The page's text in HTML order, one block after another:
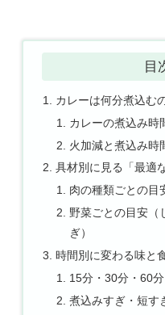
目
カレーは何分煮込む
カレーの煮込み時
火加減と煮込み時
具材別に見る「最適
肉の種類ごとの目
野菜ごとの目安（
ぎ）
時間別に変わる味と
15分・30分・60
煮込みすぎ・短す